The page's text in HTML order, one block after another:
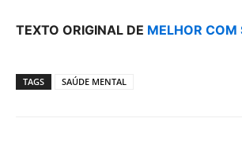
TEXTO ORIGINAL DE MELHOR COM
TAGS SAÚDE MENTAL